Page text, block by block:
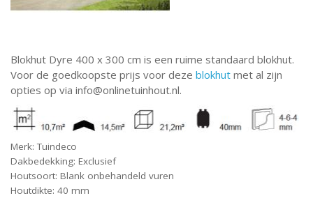
Blokhut Dyre 400 x 300 cm is een ruime standaard blokhut.
Voor de goedkoopste prijs voor deze blokhut met al zijn
opties op via info@onlinetuinhout.nl.
Merk: Tuindeco
Dakbedekking: Exclusief
Houtsoort: Blank onbehandeld vuren
Houtdikte: 40 mm